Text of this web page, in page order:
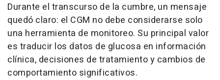
Durante el transcurso de la cumbre, un mensaje
quedó claro: el CGM no debe considerarse solo
una herramienta de monitoreo. Su principal valor
es traducir los datos de glucosa en información
clínica, decisiones de tratamiento y cambios de
comportamiento significativos.